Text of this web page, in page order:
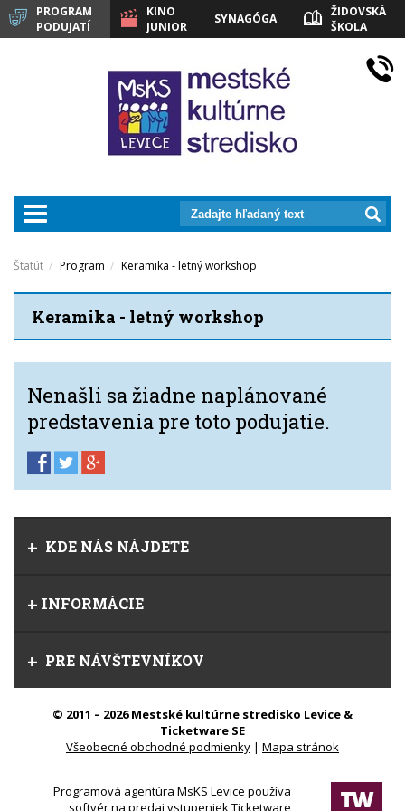
PROGRAM
PODUJATÍ
KINO
JUNIOR
SYNAGÓGA
ŽIDOVSKÁ
ŠKOLA
LEVICE
prepnut_navigaciu
Štatút Program Keramika - letný workshop
Keramika - letný workshop
Nenašli sa žiadne naplánované
predstavenia pre toto podujatie.
KDE NÁS NÁJDETE
INFORMÁCIE
PRE NÁVŠTEVNÍKOV
© 2011 – 2026 Mestské kultúrne stredisko Levice &
Ticketware SE
Všeobecné obchodné podmienky | Mapa stránok
Programová agentúra MsKS Levice používa
softvér na predaj vstupeniek Ticketware